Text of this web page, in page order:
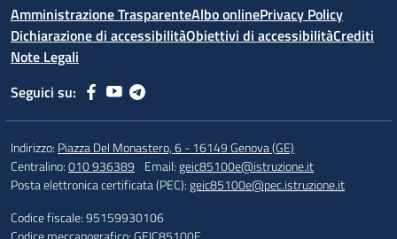
Amministrazione TrasparenteAlbo onlinePrivacy Policy
Dichiarazione di accessibilitàObiettivi di accessibilitàCrediti
Note Legali
Seguici su:
Indirizzo: Piazza Del Monastero, 6 - 16149 Genova (GE)
Centralino:010 936389 Email:geic85100e@istruzione.it
Posta elettronica certificata (PEC):geic85100e@pec.istruzione.it
Codice fiscale: 95159930106